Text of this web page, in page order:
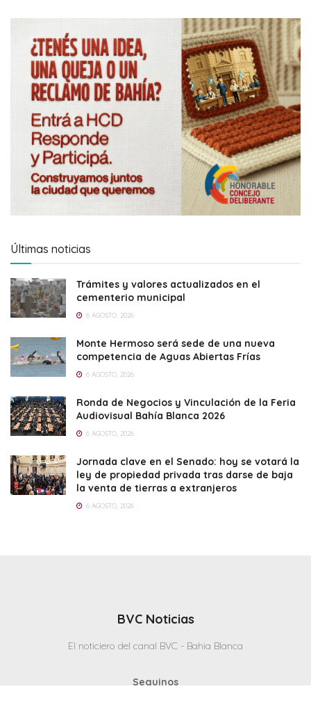
Últimas noticias
Trámites y valores actualizados en el
cementerio municipal
6 AGOSTO, 2026
Monte Hermoso será sede de una nueva
competencia de Aguas Abiertas Frías
6 AGOSTO, 2026
Ronda de Negocios y Vinculación de la Feria
Audiovisual Bahía Blanca 2026
6 AGOSTO, 2026
Jornada clave en el Senado: hoy se votará la
ley de propiedad privada tras darse de baja
la venta de tierras a extranjeros
6 AGOSTO, 2026
BVC Noticias
El noticiero del canal BVC - Bahia Blanca
Seguinos